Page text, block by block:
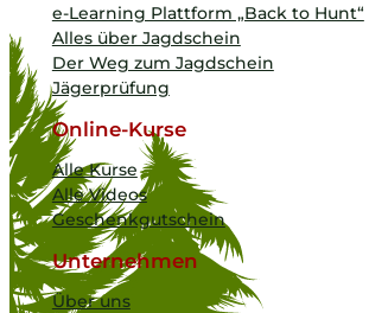
e-Learning Plattform „Back to Hunt“
Alles über Jagdschein
Der Weg zum Jagdschein
Jägerprüfung
Online-Kurse
Alle Kurse
Alle Videos
Geschenkgutschein
Unternehmen
Über uns